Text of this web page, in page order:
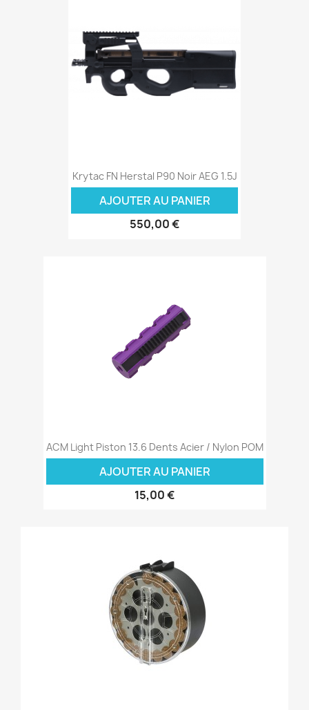
Krytac FN Herstal P90 Noir AEG 1.5J
AJOUTER AU PANIER
550,00 €
ACM Light Piston 13.6 Dents Acier / Nylon POM
AJOUTER AU PANIER
15,00 €